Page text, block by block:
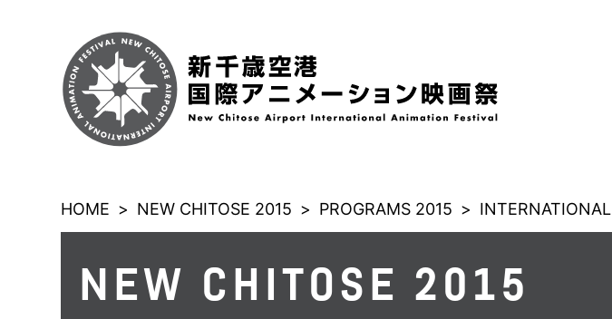
HOME > NEW CHITOSE 2015 > PROGRAMS 2015 >
NEW CHITOSE 2015